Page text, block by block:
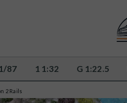
87 1 1:32 G 1:22.5
2 Rails